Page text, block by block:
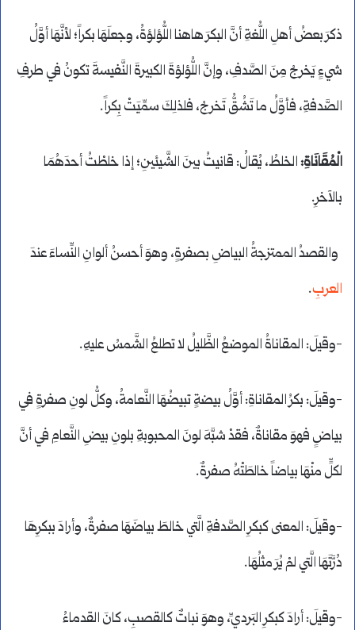
ذكرَ بعضُ أهلِ اللُّغةِ أنَّ البكرَ هاهنا اللُّؤلؤةُ، وجعلَهَا بكراً؛ لأنَّهَا أوَّلُ
شيءٍ يَخرجُ مِنَ الصَّدفِ، وإنَّ اللُّؤلؤةَ الكبيرةَ النَّفيسةَ تكونُ في طرفِ
الصَّدفةِ، فأوَّلُ ما تَشُقُّ تَخرجُ، فلذلِكَ سمِّيَتْ بِكراً.
الْمُقَانَاةِ:الخلطُ، يُقالُ: قانيتُ بينَ الشَّيئينِ؛ إذا خلطْتُ أحدَهُمَا
بالآخرِ.
والقصدُ الممتزجةُ البياضِ بصفرةٍ، وهوَ أحسنُ ألوانِ النِّساءَ عندَ
العربِ.
-وقيلَ: المقاناةُ الموضعُ الظَّليلُ لا تطلعُ الشَّمسُ عليهِ.
-وقيلَ: بكرُ المقاناةِ: أوَّلُ بيضةٍ تبيضُهَا النَّعامةُ، وكلُّ لونِ صفرةٍ في
بياضٍ فهوَ مقاناةٌ، فقدْ شبَّهَ لونَ المحبوبةِ بلونِ بيضِ النَّعامِ في أنَّ
لكلٍّ منْهَا بياضاً خالطَتْهُ صفرةٌ.
-وقيلَ: المعنى كبكرِ الصَّدفةِ الَّتي خالطَ بياضَهَا صفرةٌ، وأرادَ ببكرِهَا
دُرَّتَهَا الَّتي لمْ يُرَ مثلُهَا.
-وقيلَ: أرادَ كبكرِ البَرديِّ، وهوَ نباتٌ كالقصبِ، كانَ القدماءُ